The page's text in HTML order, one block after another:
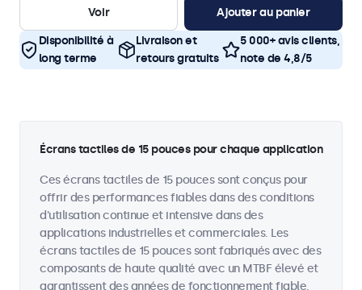
Voir
Ajouter au panier
Disponibilité à
long terme
Livraison et
retours gratuits
5 000+ avis clients,
note de 4,8/5
Écrans tactiles de 15 pouces pour chaque application
Ces écrans tactiles de 15 pouces sont conçus pour
offrir des performances fiables dans des conditions
d'utilisation continue et intensive dans des
applications industrielles et commerciales. Les
écrans tactiles de 15 pouces sont fabriqués avec des
composants de haute qualité avec un MTBF élevé et
garantissent des années de fonctionnement fiable,